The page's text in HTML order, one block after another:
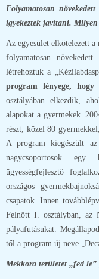
Folyamatosan
igyekeztek javítani.
Az egyesület elkötelezett a
folyamatosan
létrehoztuk a
program lényege, hogy
osztályában elkezdik,
alapokat a gyermekek.
részt, közel 80
A program kiegészült
nagycsoportosok
ügyességfejlesztő
országos
csapatok. Innen
Felnőtt I. osztályban, az
pályafutásukat.
től a program új neve
Mekkora területet „fed le”